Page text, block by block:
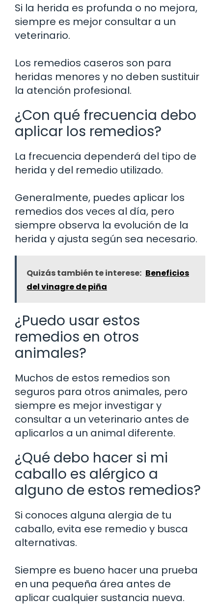
Si la herida es profunda o no mejora,
siempre es mejor consultar a un
veterinario.
Los remedios caseros son para
heridas menores y no deben sustituir
la atención profesional.
¿Con qué frecuencia debo
aplicar los remedios?
La frecuencia dependerá del tipo de
herida y del remedio utilizado.
Generalmente, puedes aplicar los
remedios dos veces al día, pero
siempre observa la evolución de la
herida y ajusta según sea necesario.
Quizás también te interese: Beneficios
del vinagre de piña
¿Puedo usar estos
remedios en otros
animales?
Muchos de estos remedios son
seguros para otros animales, pero
siempre es mejor investigar y
consultar a un veterinario antes de
aplicarlos a un animal diferente.
¿Qué debo hacer si mi
caballo es alérgico a
alguno de estos remedios?
Si conoces alguna alergia de tu
caballo, evita ese remedio y busca
alternativas.
Siempre es bueno hacer una prueba
en una pequeña área antes de
aplicar cualquier sustancia nueva.